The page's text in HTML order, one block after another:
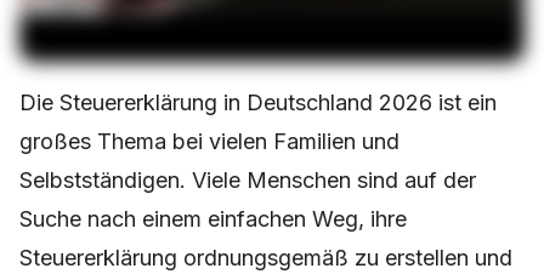
Die Steuererklärung in Deutschland 2026 ist ein
großes Thema bei vielen Familien und
Selbstständigen. Viele Menschen sind auf der
Suche nach einem einfachen Weg, ihre
Steuererklärung ordnungsgemäß zu erstellen und